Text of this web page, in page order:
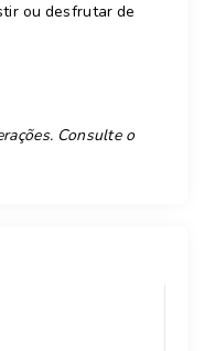
ou desfrutar de
Consulte o